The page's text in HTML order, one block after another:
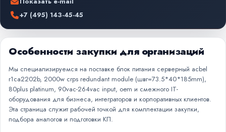
+7 (495) 143-45-45
Особенности закупки для организаций
Мы специализируемся на поставке блок питания серверный acbel
r1ca2202b, 2000w crps redundant module (швг=73.5*40*185mm),
80plus platinum, 90vac-264vac input, oem и смежного IT-
оборудования для бизнеса, интеграторов и корпоративных клиентов.
Эта страница служит рабочей точкой для комплектации закупки,
подбора аналогов и подготовки КП.